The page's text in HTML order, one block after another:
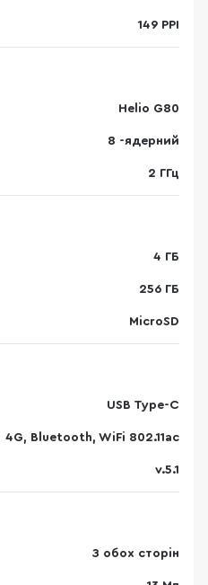
149 PPI
Helio G80
8 -ядерний
2 ГГц
4 ГБ
256 ГБ
MicroSD
USB Type-C
4G, Bluetooth, WiFi 802.11ac
v.5.1
З обох сторін